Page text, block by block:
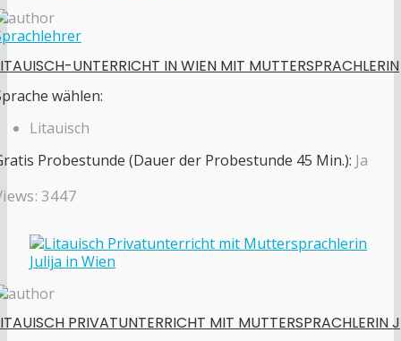
UNTERRICHT IN WIEN MIT MUTTERSPRACHLERIN
wählen:
Litauisch
Probestunde (Dauer der Probestunde 45 Min.): Ja
3447
PRIVATUNTERRICHT MIT MUTTERSPRACHLERIN J